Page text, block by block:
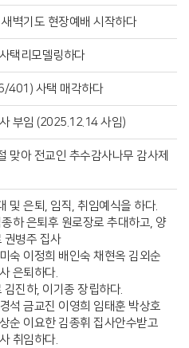
벽기도 현장예배 시작하다
택리모델링하다
401) 사택 매각하다
부임 (2025.12.14 사임)
맞아 전교인 추수감사나무 감사제
및 은퇴, 임직, 취임예식을 하다.
하 은퇴후 원로장로 추대하고, 양
권병주 집사
숙 이정희 배인숙 채현옥 김외순
은퇴하다.
김진하, 이기종 장립하다.
석 금교진 이영희 임태훈 박상호
순 이요한 김종휘 집사안수받고
취임하다.